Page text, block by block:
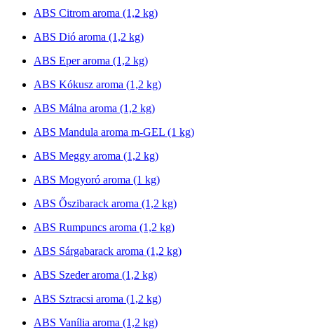
ABS Citrom aroma (1,2 kg)
ABS Dió aroma (1,2 kg)
ABS Eper aroma (1,2 kg)
ABS Kókusz aroma (1,2 kg)
ABS Málna aroma (1,2 kg)
ABS Mandula aroma m-GEL (1 kg)
ABS Meggy aroma (1,2 kg)
ABS Mogyoró aroma (1 kg)
ABS Őszibarack aroma (1,2 kg)
ABS Rumpuncs aroma (1,2 kg)
ABS Sárgabarack aroma (1,2 kg)
ABS Szeder aroma (1,2 kg)
ABS Sztracsi aroma (1,2 kg)
ABS Vanília aroma (1,2 kg)